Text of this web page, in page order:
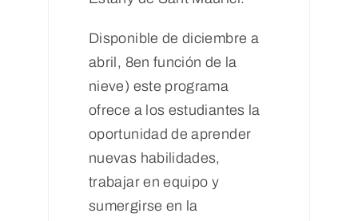
Disponible de diciembre a
abril, 8en función de la
nieve) este programa
ofrece a los estudiantes la
oportunidad de aprender
nuevas habilidades,
trabajar en equipo y
sumergirse en la